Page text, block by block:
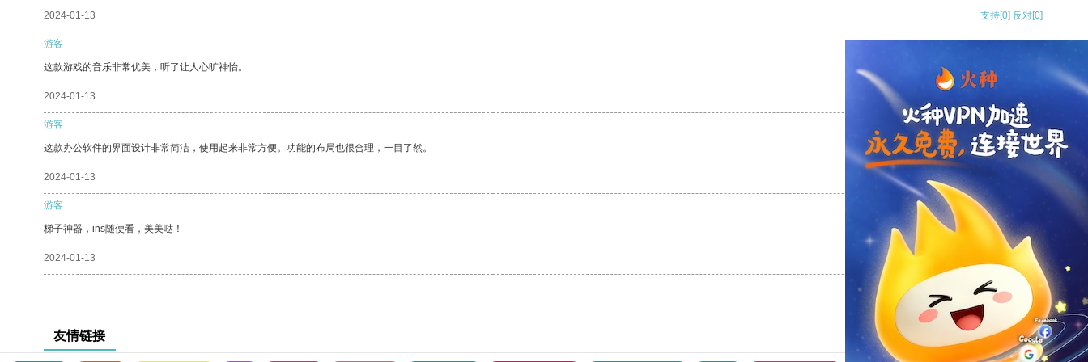
2024-01-13 支持[0] 反对[0]
游客
这款游戏的音乐非常优美，听了让人心旷神怡。
2024-01-13
游客
这款办公软件的界面设计非常简洁，使用起来非常方便。功能的布局也很合理，一目了然。
2024-01-13 反对
游客
梯子神器，ins随便看，美美哒！
2024-01-13 反对[0]
友情链接